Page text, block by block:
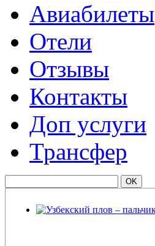
Авиабилеты
Отели
Отзывы
Контакты
Доп услуги
Трансфер